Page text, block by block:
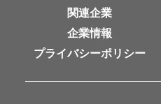
関連企業
企業情報
プライバシーポリシー